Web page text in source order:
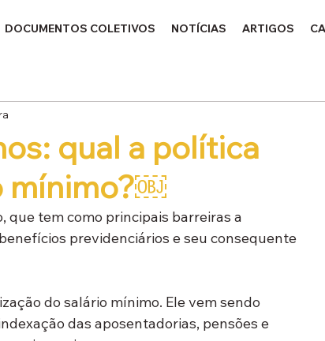
DOCUMENTOS COLETIVOS NOTÍCIAS ARTIGOS
qual a política
mínimo?￼
que tem como principais barreiras a
previdenciários e seu consequente
do salário mínimo. Ele vem sendo
das aposentadorias, pensões e